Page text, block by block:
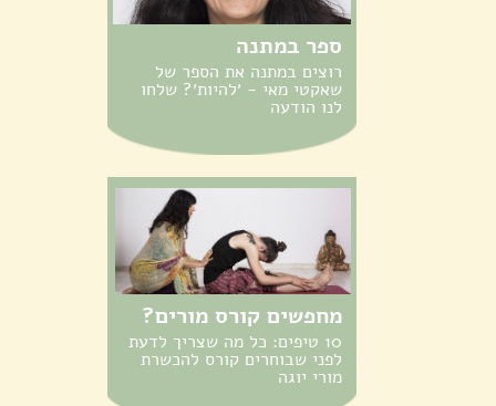
ספר במתנה
רוצים במתנה את הספר של
שאקטי מאי - ׳להיות׳? שלחו
לנו הודעה
מחפשים קורס מורים?
10 טיפים: כל מה שצריך לדעת
לפני שבוחרים קורס להכשרת
מורי יוגה